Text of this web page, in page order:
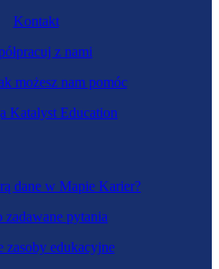
dane w Mapie Karier?
zadawane pytania
zasoby edukacyjne
Kontakt
z nami
możesz nam pomóc
Katalyst Education